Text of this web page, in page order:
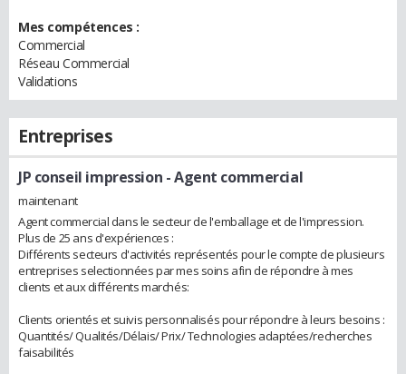
Mes compétences :
Commercial
Réseau Commercial
Validations
Entreprises
JP conseil impression - Agent commercial
maintenant
Agent commercial dans le secteur de l'emballage et de l'impression.
Plus de 25 ans d'expériences :
Différents secteurs d'activités représentés pour le compte de plusieurs
entreprises selectionnées par mes soins afin de répondre à mes
clients et aux différents marchés:
Clients orientés et suivis personnalisés pour répondre à leurs besoins :
Quantités/ Qualités/Délais/ Prix/ Technologies adaptées/recherches
faisabilités